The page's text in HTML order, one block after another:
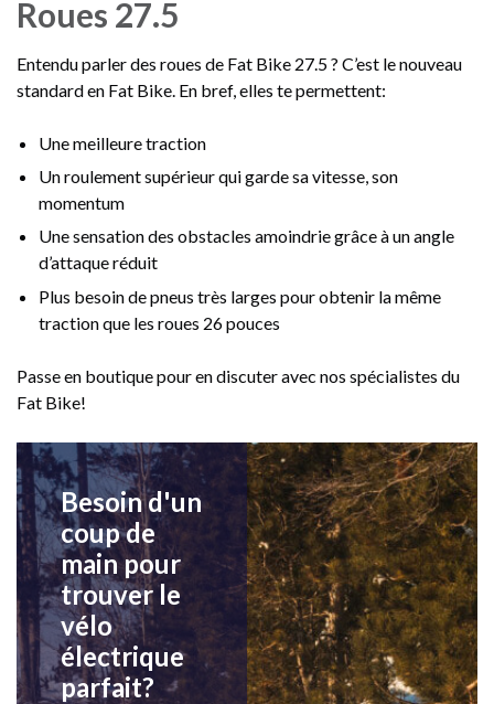
Roues 27.5
Entendu parler des roues de Fat Bike 27.5 ? C’est le nouveau
standard en Fat Bike. En bref, elles te permettent:
Une meilleure traction
Un roulement supérieur qui garde sa vitesse, son
momentum
Une sensation des obstacles amoindrie grâce à un angle
d’attaque réduit
Plus besoin de pneus très larges pour obtenir la même
traction que les roues 26 pouces
Passe en boutique pour en discuter avec nos spécialistes du
Fat Bike!
Besoin d'un
coup de
main pour
trouver le
vélo
électrique
parfait?